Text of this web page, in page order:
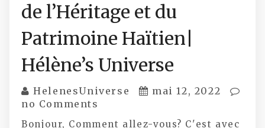
de l’Héritage et du
Patrimoine Haïtien|
Hélène’s Universe
HelenesUniverse
mai 12, 2022
no Comments
Bonjour, Comment allez-vous? C'est avec